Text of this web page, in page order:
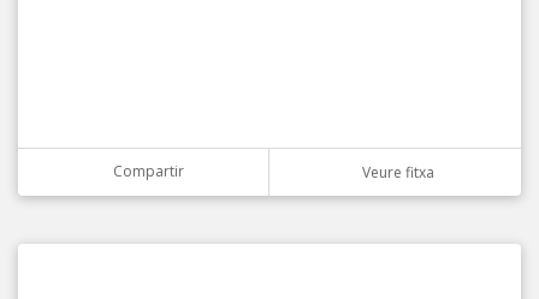
Compartir Veure fitxa